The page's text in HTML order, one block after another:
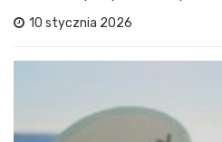
10 stycznia 2026